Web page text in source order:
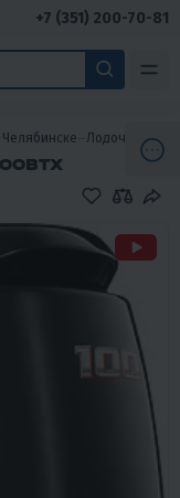
+7 (351) 200-70-81
Лодочные